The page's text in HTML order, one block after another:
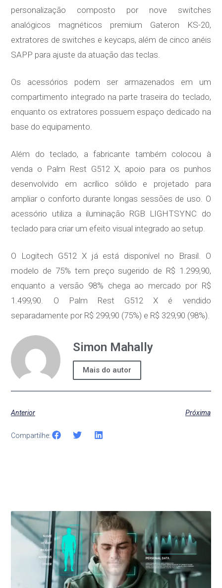
personalização composto por nove switches
analógicos magnéticos premium Gateron KS-20,
extratores de switches e keycaps, além de cinco anéis
SAPP para ajuste da atuação das teclas.
Os acessórios podem ser armazenados em um
compartimento integrado na parte traseira do teclado,
enquanto os extratores possuem espaço dedicado na
base do equipamento.
Além do teclado, a fabricante também colocou à
venda o Palm Rest G512 X, apoio para os punhos
desenvolvido em acrílico sólido e projetado para
ampliar o conforto durante longas sessões de uso. O
acessório utiliza a iluminação RGB LIGHTSYNC do
teclado para criar um efeito visual integrado ao setup.
O Logitech G512 X já está disponível no Brasil. O
modelo de 75% tem preço sugerido de R$ 1.299,90,
enquanto a versão 98% chega ao mercado por R$
1.499,90. O Palm Rest G512 X é vendido
separadamente por R$ 299,90 (75%) e R$ 329,90 (98%).
Simon Mahally
Mais do autor
Anterior Próxima
Compartilhe:
Últimas Notícias